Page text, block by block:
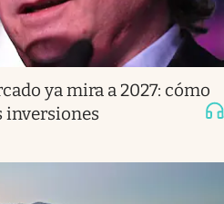
ya mira a 2027: cómo
inversiones